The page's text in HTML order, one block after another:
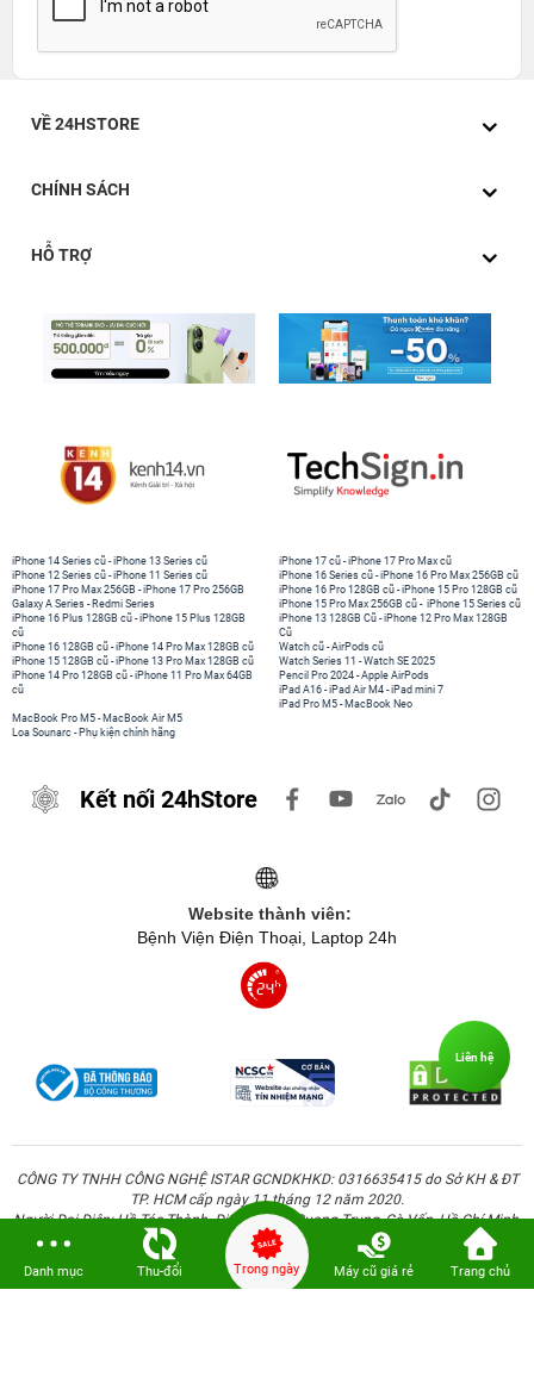
VỀ 24HSTORE
CHÍNH SÁCH
HỖ TRỢ
iPhone 14 Series cũ -iPhone 13 Series cũ
iPhone 12 Series cũ -iPhone 11 Series cũ
iPhone 17 Pro Max 256GB -iPhone 17 Pro 256GB
Galaxy A Series - Redmi Series
iPhone 17 cũ -iPhone 17 Pro Max cũ
iPhone 16 Series cũ - iPhone 16 Pro Max 256GB cũ
iPhone 16 Pro 128GB cũ -iPhone 15 Pro 128GB cũ
iPhone 15 Pro Max 256GB cũ - iPhone 15 Series cũ
iPhone 16 Plus 128GB cũ -iPhone 15 Plus 128GB
cũ
iPhone 16 128GB cũ -iPhone 14 Pro Max 128GB cũ
iPhone 15 128GB cũ -iPhone 13 Pro Max 128GB cũ
iPhone 14 Pro 128GB cũ -iPhone 11 Pro Max 64GB
cũ
iPhone 13 128GB Cũ -iPhone 12 Pro Max 128GB
Cũ
Watch cũ -AirPods cũ
Watch Series 11 -Watch SE 2025
Pencil Pro 2024 -Apple AirPods
iPad A16 -iPad Air M4 -iPad mini 7
iPad Pro M5 - MacBook Neo
MacBook Pro M5 - MacBook Air M5
Loa Sounarc - Phụ kiện chính hãng
Kết nối 24hStore
Website thành viên:
Bệnh Viện Điện Thoại, Laptop 24h
CÔNG TY TNHH CÔNG NGHỆ ISTAR GCNDKHKD: 0316635415 do Sở KH & ĐT
TP. HCM cấp ngày 11 tháng 12 năm 2020.
Người Đại Diện: Hồ Tác Thành. Địa chỉ: 389 Quang Trung, Gò Vấp, Hồ Chí Minh.
Danh mục Thu-đổi Trong ngày Máy cũ giá rẻ Trang chủ
Liên hệ